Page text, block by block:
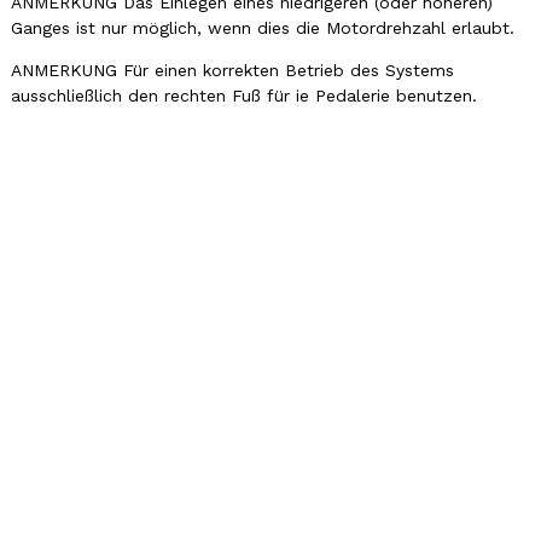
Ganges ist nur möglich, wenn dies die Motordrehzahl erlaubt.
ANMERKUNG Für einen korrekten Betrieb des Systems
ausschließlich den rechten Fuß für ie Pedalerie benutzen.